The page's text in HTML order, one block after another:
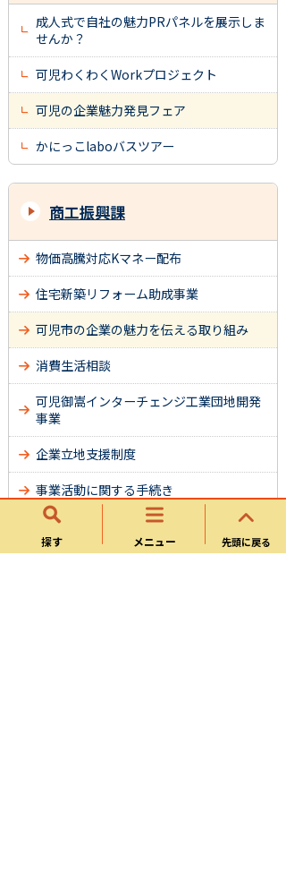
探す メニュー 先頭に戻る
成人式で自社の魅力PRパネルを展示しま
せんか？
可児わくわくWorkプロジェクト
可児の企業魅力発見フェア
かにっこlaboバスツアー
商工振興課
物価高騰対応Kマネー配布
住宅新築リフォーム助成事業
可児市の企業の魅力を伝える取り組み
消費生活相談
可児御嵩インターチェンジ工業団地開発
事業
企業立地支援制度
事業活動に関する手続き
創業・経営支援